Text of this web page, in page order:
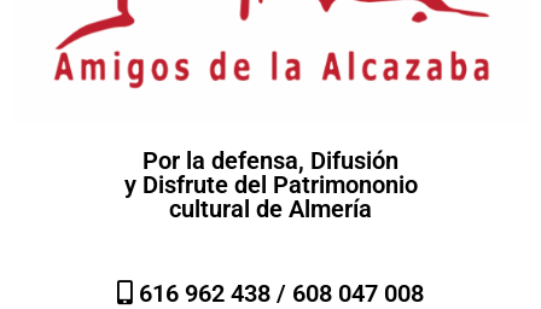
Por la defensa, Difusión
y Disfrute del Patrimononio
cultural de Almería
616 962 438 / 608 047 008